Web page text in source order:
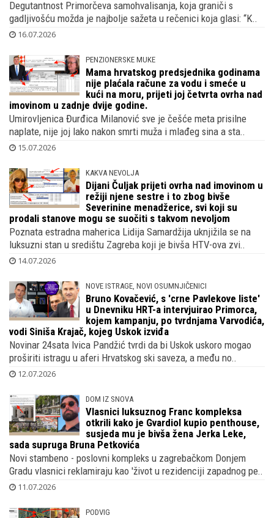
Degutantnost Primorčeva samohvalisanja, koja graniči s
gadljivošću možda je najbolje sažeta u rečenici koja glasi: “K..
16.07.2026
PENZIONERSKE MUKE
Mama hrvatskog predsjednika godinama
nije plaćala račune za vodu i smeće u
kući na moru, prijeti joj četvrta ovrha nad
imovinom u zadnje dvije godine.
Umirovljenica Đurđica Milanović sve je češće meta prisilne
naplate, nije joj lako nakon smrti muža i mlađeg sina a sta..
15.07.2026
KAKVA NEVOLJA
Dijani Čuljak prijeti ovrha nad imovinom u
režiji njene sestre i to zbog bivše
Severinine menadžerice, svi koji su
prodali stanove mogu se suočiti s takvom nevoljom
Poznata estradna maherica Lidija Samardžija uknjižila se na
luksuzni stan u središtu Zagreba koji je bivša HTV-ova zvi..
14.07.2026
NOVE ISTRAGE, NOVI OSUMNJIČENICI
Bruno Kovačević, s 'crne Pavlekove liste'
u Dnevniku HRT-a intervjuirao Primorca,
kojem kampanju, po tvrdnjama Varvodića,
vodi Siniša Krajač, kojeg Uskok izviđa
Novinar 24sata Ivica Pandžić tvrdi da bi Uskok uskoro mogao
proširiti istragu u aferi Hrvatskog ski saveza, a među no..
12.07.2026
DOM IZ SNOVA
Vlasnici luksuznog Franc kompleksa
otkrili kako je Gvardiol kupio penthouse,
susjeda mu je bivša žena Jerka Leke,
sada supruga Bruna Petkovića
Novi stambeno - poslovni kompleks u zagrebačkom Donjem
Gradu vlasnici reklamiraju kao 'život u rezidenciji zapadnog pe..
11.07.2026
PODVIG